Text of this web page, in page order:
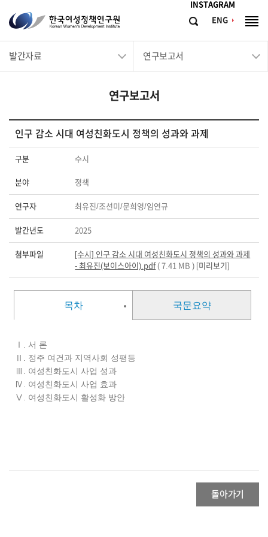
INSTAGRAM
ENG
한
국
여
연
구
원
Women's
Development
Institute
검
체
발간자료 연구보고서
연구보고서
인구 감소 시대 여성친화도시 정책의 성과와 과제
구분 수시
분야 정책
연구자 최유진/조선미/문희영/임연규
발간년도 2025
첨부파일
[수시] 인구 감소 시대 여성친화도시 정책의 성과와 과제
- 최유진(보이스아이).pdf( 7.41 MB ) [미리보기]
목차 국문요약
Ⅰ. 서 론
Ⅱ. 정주 여건과 지역사회 성평등
Ⅲ. 여성친화도시 사업 성과
Ⅳ. 여성친화도시 사업 효과
Ⅴ. 여성친화도시 활성화 방안
돌아가기